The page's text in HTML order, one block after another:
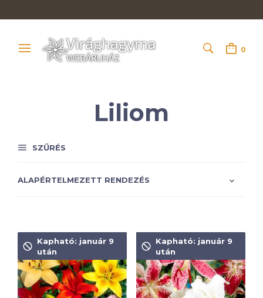
0
Liliom
SZŰRÉS
Kapható: január 9
után
Kapható: január 9
után